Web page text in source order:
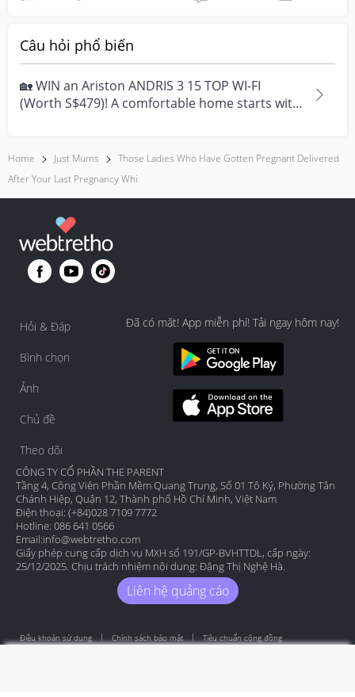
Câu hỏi phổ biến
🏡 WIN an Ariston ANDRIS 3 15 TOP WI-FI
(Worth S$479)! A comfortable home starts with
Home Just Mums
Those Ladies Who Have Gotten Pregnant Delivered
After Your Last Pregnancy Whi
Hỏi & Đáp
Bình chọn
Ảnh
Chủ đề
Theo dõi
Đã có mặt! App miễn phí! Tải ngay hôm nay!
CÔNG TY CỔ PHẦN THE PARENT
Tầng 4, Công Viên Phần Mềm Quang Trung, Số 01 Tô Ký, Phường Tân
Chánh Hiệp, Quận 12, Thành phố Hồ Chí Minh, Việt Nam
Điện thoại: (+84)028 7109 7772
Hotline: 086 641 0566
Email:info@webtretho.com
Giấy phép cung cấp dịch vụ MXH số 191/GP-BVHTTDL, cấp ngày:
25/12/2025. Chịu trách nhiệm nội dung: Đặng Thị Nghệ Hà.
Liên hệ quảng cáo
Điều khoản sử dụng Chính sách bảo mật Tiêu chuẩn cộng đồng